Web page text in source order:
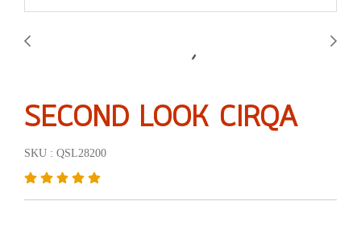
SECOND LOOK CIRQA
SKU : QSL28200